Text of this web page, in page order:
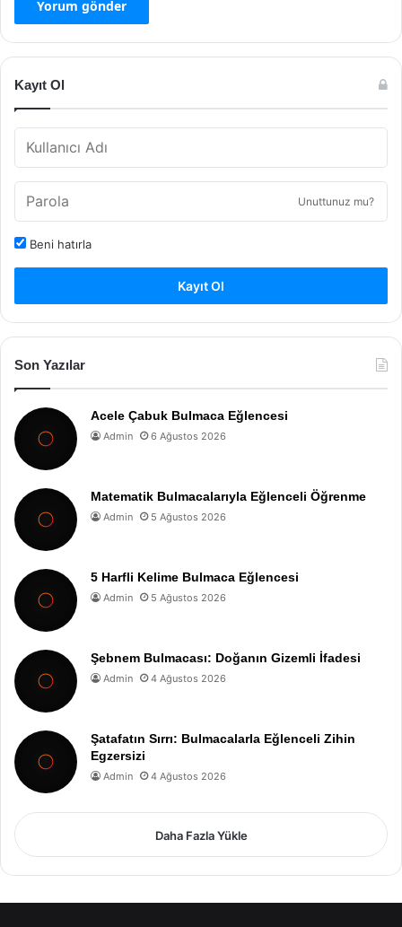
Kayıt Ol
Unuttunuz mu?
Beni hatırla
Kayıt Ol
Son Yazılar
Acele Çabuk Bulmaca Eğlencesi
Admin 6 Ağustos 2026
Matematik Bulmacalarıyla Eğlenceli Öğrenme
Admin 5 Ağustos 2026
5 Harfli Kelime Bulmaca Eğlencesi
Admin 5 Ağustos 2026
Şebnem Bulmacası: Doğanın Gizemli İfadesi
Admin 4 Ağustos 2026
Şatafatın Sırrı: Bulmacalarla Eğlenceli Zihin
Egzersizi
Admin 4 Ağustos 2026
Daha Fazla Yükle